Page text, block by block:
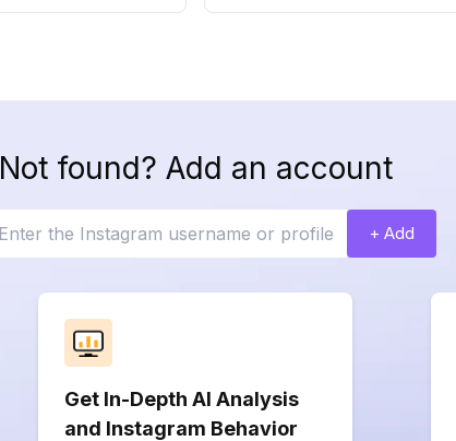
Not found? Add an account
+ Add
Get In-Depth AI Analysis
and Instagram Behavior